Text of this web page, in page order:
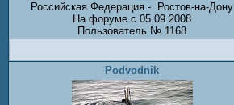
Российская Федерация - Ростов-на-Дону
На форуме с 05.09.2008
Пользователь № 1168
Podvodnik